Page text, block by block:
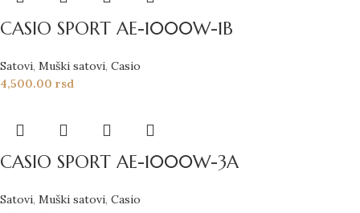
CASIO SPORT AE-1000W-1B
Satovi, Muški satovi, Casio
4,500.00 rsd
CASIO SPORT AE-1000W-3A
Satovi, Muški satovi, Casio